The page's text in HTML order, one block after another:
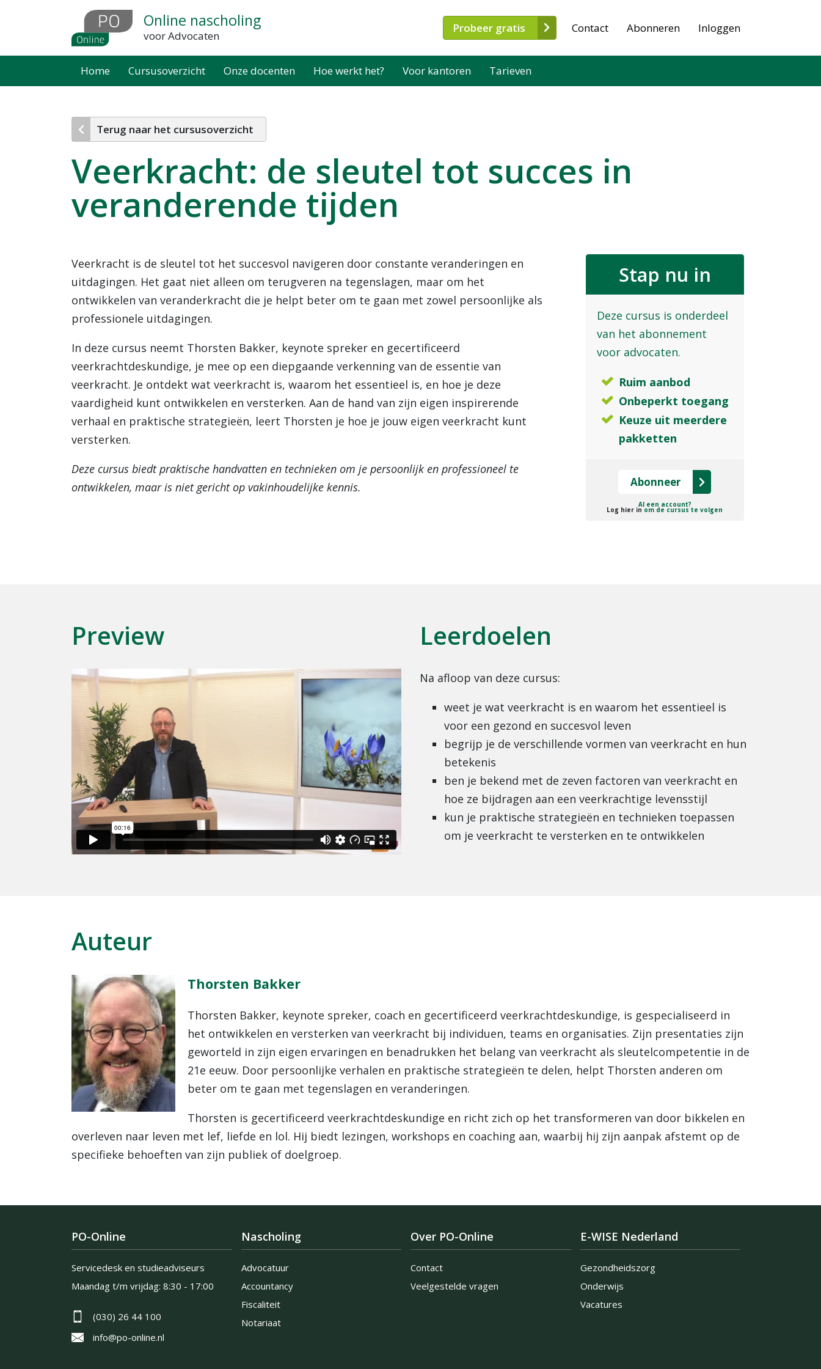
inhoud
Online nascholing
voor Advocaten
Probeer gratis Contact Abonneren Inloggen
Home Cursusoverzicht Onze docenten Hoe werkt het? Voor kantoren Tarieven
Terug naar het cursusoverzicht
Veerkracht: de sleutel tot succes in
veranderende tijden
Stap nu in
Deze cursus is onderdeel
van het abonnement
voor advocaten.
Ruim aanbod
Onbeperkt toegang
Keuze uit meerdere
pakketten
Abonneer
Al een account?
Log hier in om de cursus te volgen
Veerkracht is de sleutel tot het succesvol navigeren door constante veranderingen en
uitdagingen. Het gaat niet alleen om terugveren na tegenslagen, maar om het
ontwikkelen van veranderkracht die je helpt beter om te gaan met zowel persoonlijke als
professionele uitdagingen.
In deze cursus neemt Thorsten Bakker, keynote spreker en gecertificeerd
veerkrachtdeskundige, je mee op een diepgaande verkenning van de essentie van
veerkracht. Je ontdekt wat veerkracht is, waarom het essentieel is, en hoe je deze
vaardigheid kunt ontwikkelen en versterken. Aan de hand van zijn eigen inspirerende
verhaal en praktische strategieën, leert Thorsten je hoe je jouw eigen veerkracht kunt
versterken.
Deze cursus biedt praktische handvatten en technieken om je persoonlijk en professioneel te
ontwikkelen, maar is niet gericht op vakinhoudelijke kennis.
Preview Leerdoelen
Na afloop van deze cursus:
weet je wat veerkracht is en waarom het essentieel is
voor een gezond en succesvol leven
begrijp je de verschillende vormen van veerkracht en hun
betekenis
ben je bekend met de zeven factoren van veerkracht en
hoe ze bijdragen aan een veerkrachtige levensstijl
kun je praktische strategieën en technieken toepassen
om je veerkracht te versterken en te ontwikkelen
Auteur
Thorsten Bakker
Thorsten Bakker, keynote spreker, coach en gecertificeerd veerkrachtdeskundige, is gespecialiseerd in
het ontwikkelen en versterken van veerkracht bij individuen, teams en organisaties. Zijn presentaties zijn
geworteld in zijn eigen ervaringen en benadrukken het belang van veerkracht als sleutelcompetentie in de
21e eeuw. Door persoonlijke verhalen en praktische strategieën te delen, helpt Thorsten anderen om
beter om te gaan met tegenslagen en veranderingen.
Thorsten is gecertificeerd veerkrachtdeskundige en richt zich op het transformeren van door bikkelen en
overleven naar leven met lef, liefde en lol. Hij biedt lezingen, workshops en coaching aan, waarbij hij zijn aanpak afstemt op de
specifieke behoeften van zijn publiek of doelgroep.
PO-Online
Servicedesk en studieadviseurs
Maandag t/m vrijdag: 8:30 - 17:00
(030) 26 44 100
info@po-online.nl
Nascholing
Advocatuur
Accountancy
Fiscaliteit
Notariaat
Over PO-Online
Contact
Veelgestelde vragen
E-WISE Nederland
Gezondheidszorg
Onderwijs
Vacatures